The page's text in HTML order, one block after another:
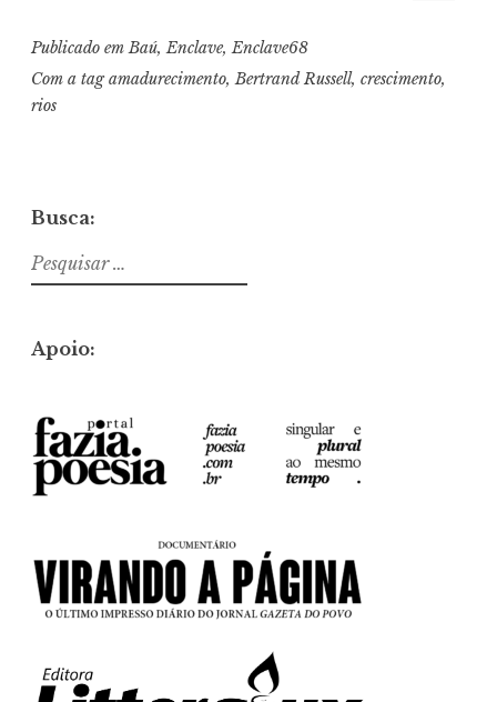
Publicado emBaú,Enclave,Enclave68
Com a tagamadurecimento,Bertrand Russell, crescimento,
rios
Busca:
Pesquisar
por:
Apoio: